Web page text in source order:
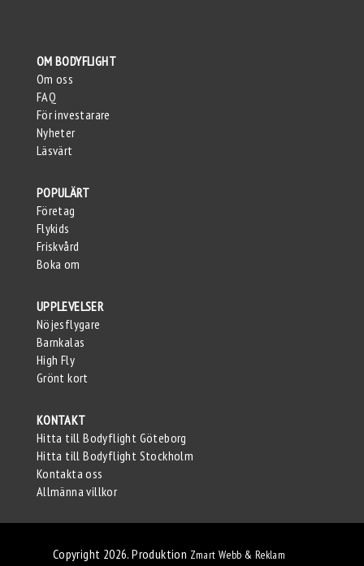
OM BODYFLIGHT
Om oss
FAQ
För investarare
Nyheter
Läsvärt
POPULÄRT
Företag
Flykids
Friskvård
Boka om
UPPLEVELSER
Nöjesflygare
Barnkalas
High Fly
Grönt kort
KONTAKT
Hitta till Bodyflight Göteborg
Hitta till Bodyflight Stockholm
Kontakta oss
Allmänna villkor
Copyright 2026. Produktion Zmart Webb & Reklam